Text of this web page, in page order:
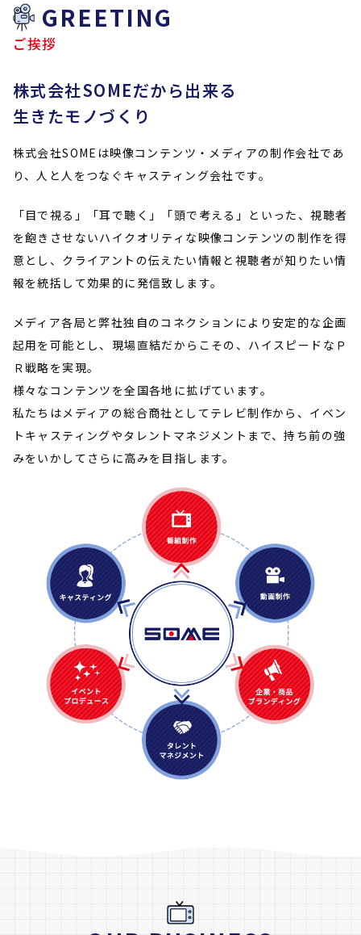
GREETING
ご挨拶
株式会社SOMEだから出来る
生きたモノづくり
株式会社SOMEは映像コンテンツ・メディアの制作会社であ
り、 人と人をつなぐキャスティング会社です。
「目で視る」「耳で聴く」「頭で考える」といった、視聴者
を飽きさせないハイクオリティな映像コンテンツの制作を得
意とし、 クライアントの伝えたい情報と視聴者が知りたい情
報を統括して 効果的に発信致します。
メディア各局と弊社独自のコネクションにより安定的な企画
起用を可能とし、 現場直結だからこその、ハイスピードなＰ
Ｒ戦略を実現。
様々なコンテンツを全国各地に拡げています。
私たちはメディアの総合商社としてテレビ制作から、 イベン
トキャスティングやタレントマネジメントまで、持ち前の強
みをいかしてさらに高みを目指します。